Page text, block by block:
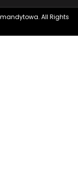
All Rights